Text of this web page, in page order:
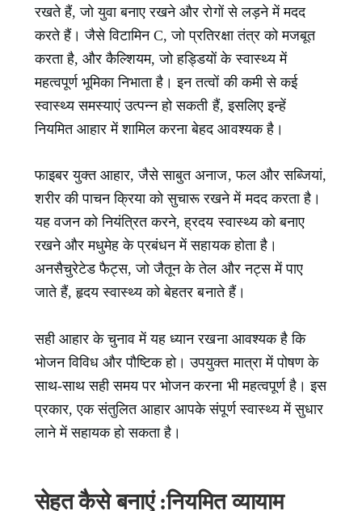
रखते हैं, जो युवा बनाए रखने और रोगों से लड़ने में मदद
करते हैं। जैसे विटामिन C, जो प्रतिरक्षा तंत्र को मजबूत
करता है, और कैल्शियम, जो हड्डियों के स्वास्थ्य में
महत्वपूर्ण भूमिका निभाता है। इन तत्वों की कमी से कई
स्वास्थ्य समस्याएं उत्पन्न हो सकती हैं, इसलिए इन्हें
नियमित आहार में शामिल करना बेहद आवश्यक है।
फाइबर युक्त आहार, जैसे साबुत अनाज, फल और सब्जियां,
शरीर की पाचन क्रिया को सुचारू रखने में मदद करता है।
यह वजन को नियंत्रित करने, ह्रदय स्वास्थ्य को बनाए
रखने और मधुमेह के प्रबंधन में सहायक होता है।
अनसैचुरेटेड फैट्स, जो जैतून के तेल और नट्स में पाए
जाते हैं, हृदय स्वास्थ्य को बेहतर बनाते हैं।
सही आहार के चुनाव में यह ध्यान रखना आवश्यक है कि
भोजन विविध और पौष्टिक हो। उपयुक्त मात्रा में पोषण के
साथ-साथ सही समय पर भोजन करना भी महत्वपूर्ण है। इस
प्रकार, एक संतुलित आहार आपके संपूर्ण स्वास्थ्य में सुधार
लाने में सहायक हो सकता है।
सेहत कैसे बनाएं :नियमित व्यायाम